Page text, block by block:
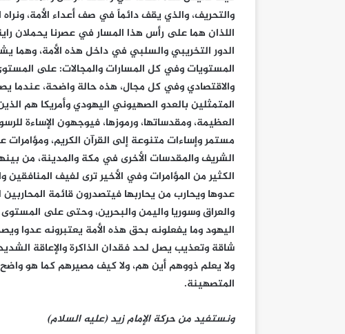
والتحريف، والذي يقف دائماً في صف أعداء الأمة،
اللذان هما على رأس هذا المسار في عصرنا يحملان راية
الدور التخريبي والسلبي في داخل هذه الأمة، وهما
المستويات وفي كل المسارات والمجالات: على
والاقتصادي وفي كل مجال، هذه حالة واضحة، عندما
المتمثلين بالعدو الصهيوني اليهودي وأمريكا هم
العظيمة، ومقدساتها، ورموزها، فيوجهون الإساءة
مستمر وإساءات متنوعة إلى القرآن الكريم،
الشريف والمقدسات الأخرى في مكة والمدينة، من
الكثير من المؤامرات وفي الأخير ترى لفيف
عدوها ويحارب من يحاربها فيتصدرون قائمة
والعراق وسوريا واليمن والبحرين، وحتى على
اليهود وما يفعلونه بحق هذه الأمة يعتبرونه
شاقة وتعذيب يصل لحد فقدان الذاكرة والإعاقة
ولا يعلم ذووهم أين هم، ولا كيف مصيرهم كما هو
المتصهينة.
ونستفيد من حركة الإمام زيد (عليه السلام)